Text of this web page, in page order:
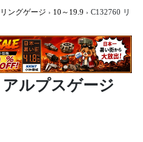
リングゲージ › 10～19.9 › C132760 リ
アルプスゲージ